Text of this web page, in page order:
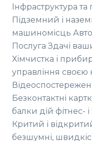
Інфраструктура
Підземний і
машиномісць
Послуга Здачі
Хімчистка і
управління своєю
Безконтактні
балки дій фітнес-
Критий і
безшумні,